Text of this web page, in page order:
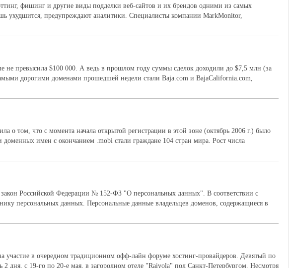
фишинг и другие виды подделки веб-сайтов и их брендов одними из самых
ухудшится, предупреждают аналитики. Специалисты компании MarkMonitor,
не превысила $100 000. А ведь в прошлом году суммы сделок доходили до $7,5 млн (за
дорогими доменами прошедшей недели стали Baja.com и BajaCalifornia.com,
о том, что с момента начала открытой регистрации в этой зоне (октябрь 2006 г.) было
имен с окончанием .mobi стали граждане 104 стран мира. Рост числа
Российской Федерации № 152-ФЗ "О персональных данных". В соответствии с
персональных данных. Персональные данные владельцев доменов, содержащиеся в
участие в очередном традиционном офф-лайн форуме хостинг-провайдеров. Девятый по
дня, с 19-го по 20-е мая, в загородном отеле "Raivola" под Санкт-Петербургом. Несмотря